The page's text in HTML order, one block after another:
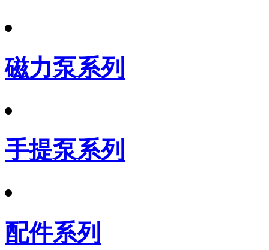
磁力泵系列
手提泵系列
配件系列